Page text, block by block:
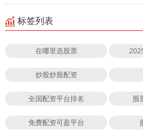
标签列表
在哪里选股票
炒股炒股配资
全国配资平台排名 股
免费配资可盈平台